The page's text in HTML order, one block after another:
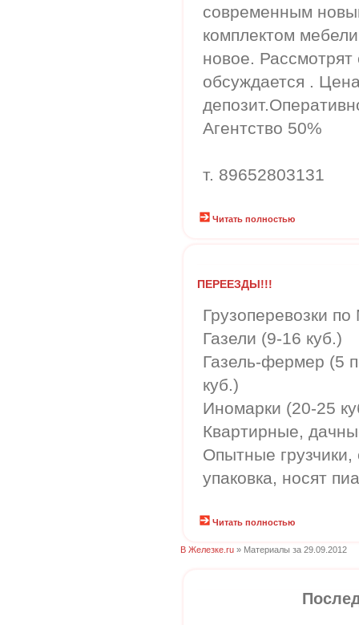
современным
комплектом
новое.
обсуждается .
Агентство 50%
т. 89652803131
Читать полностью
ПЕРЕЕЗДЫ!!!
Грузоперевозки
Газели (9-16 куб.)
Газель-фермер (5
куб.)
Иномарки (20-25
Квартирные,
Опытные
упаковка, носят
Читать полностью
В Железке.ru » Материалы за 29.09.2012